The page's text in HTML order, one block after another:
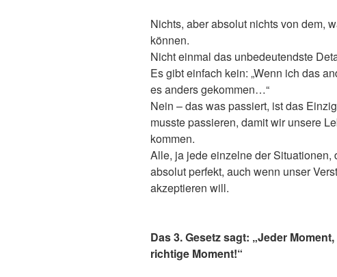
Nichts, aber absolut nichts von dem,
können.
Nicht einmal das unbedeutendste
Es gibt einfach kein: „Wenn ich das
es anders gekommen…“
Nein – das was passiert, ist das
musste passieren, damit wir unsere
kommen.
Alle, ja jede einzelne der
absolut perfekt, auch wenn unser
akzeptieren will.
Das 3. Gesetz sagt: „Jeder
richtige Moment!“